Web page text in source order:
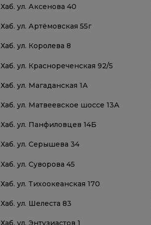
Хаб. ул. Аксенова 40
Хаб. ул. Артёмовская 55г
Хаб. ул. Королева 8
Хаб. ул. Краснореченская 92/5
Хаб. ул. Магаданская 1А
Хаб. ул. Матвеевское шоссе 13А
Хаб. ул. Панфиловцев 14Б
Хаб. ул. Серышева 34
Хаб. ул. Суворова 45
Хаб. ул. Тихоокеанская 170
Хаб. ул. Шелеста 83
Хаб. ул. Энтузиастов 1